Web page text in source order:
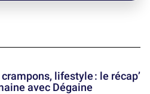
lifestyle : le récap’
avec Dégaine